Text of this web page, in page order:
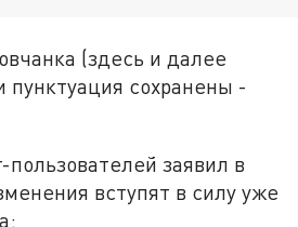
(здесь и далее
пунктуация сохранены -
заявил в
вступят в силу уже